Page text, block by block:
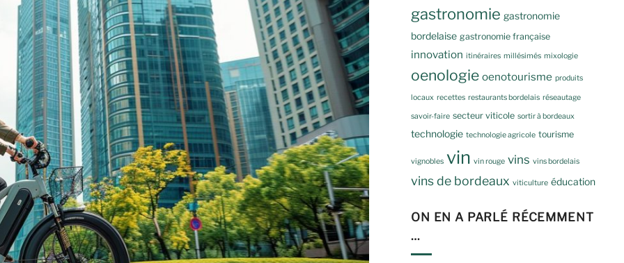
gastronomie gastronomie
bordelaise gastronomie française
innovation itinéraires millésimés mixologie
oenologie oenotourisme produits
locaux recettes restaurants bordelais réseautage
savoir-faire secteur viticole sortir à bordeaux
technologie technologie agricole tourisme
vignobles vin vin rouge vins vins bordelais
vins de bordeaux viticulture éducation
ON EN A PARLÉ RÉCEMMENT
…